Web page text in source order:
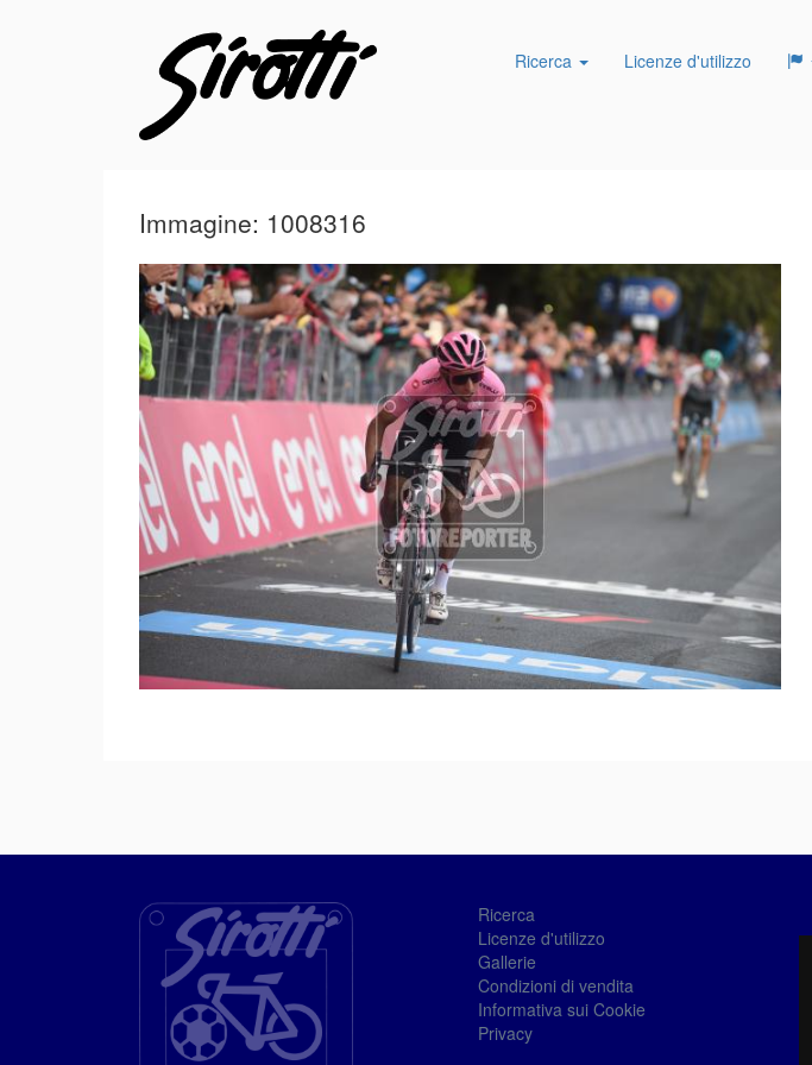
Ricerca Licenze d'utilizzo
Immagine: 1008316
Ricerca
Licenze d'utilizzo
Gallerie
Condizioni di vendita
Informativa sui Cookie
Privacy